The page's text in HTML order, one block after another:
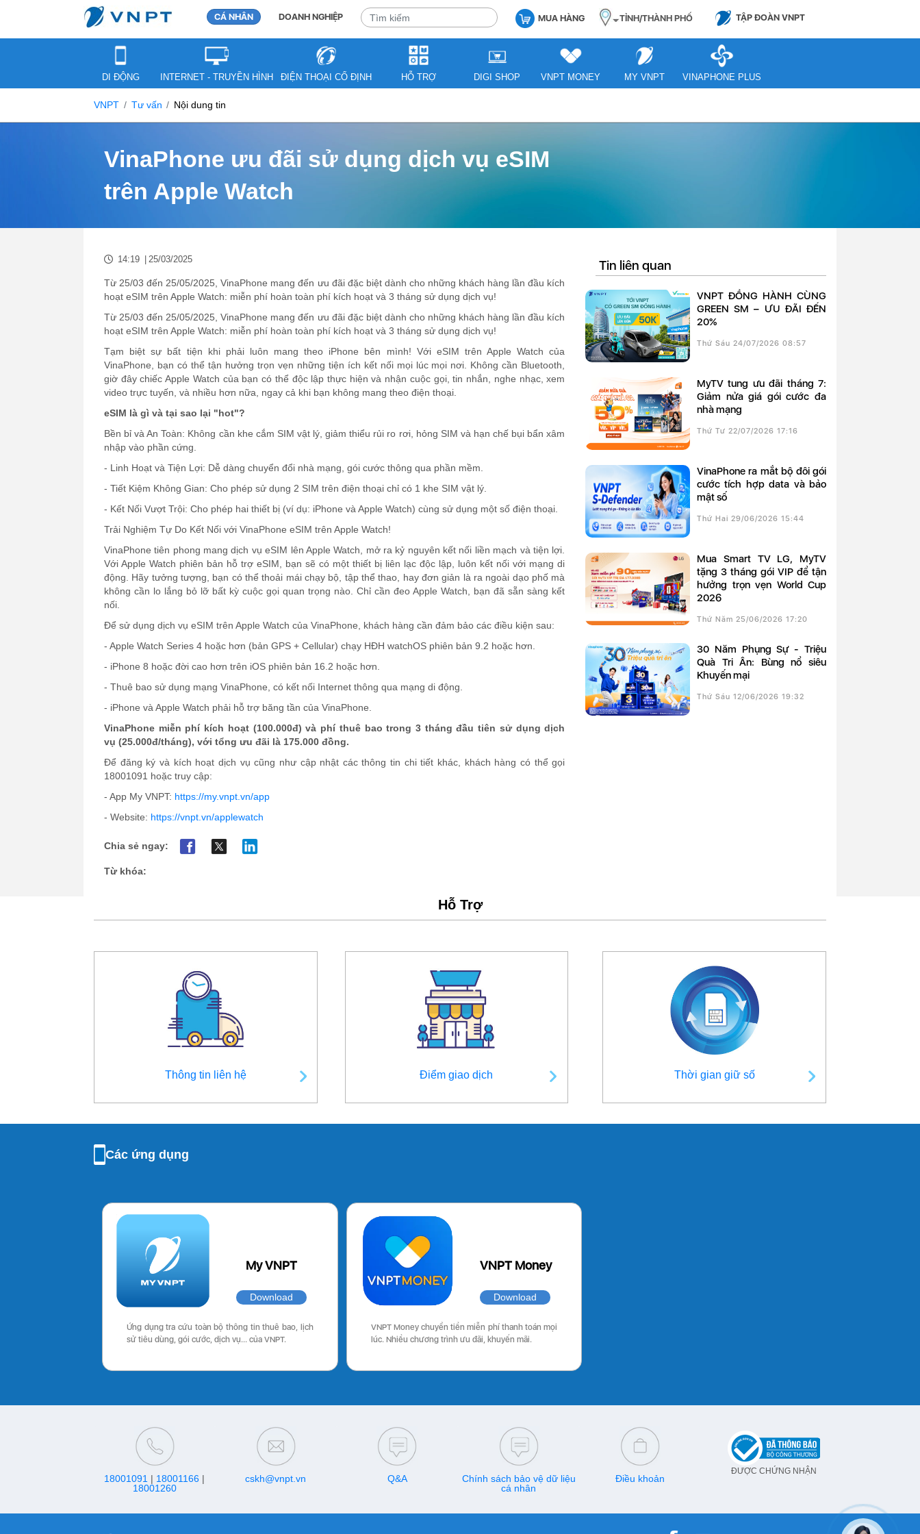
CÁ NHÂN DOANH NGHIỆP MUA HÀNG TỈNH/THÀNH PHỐ TẬP ĐOÀN VNPT
DI ĐỘNG INTERNET - TRUYỀN HÌNH ĐIỆN THOẠI CỐ ĐỊNH HỖ TRỢ DIGI SHOP VNPT MONEY MY VNPT VINAPHONE PLUS
VNPT Tư vấn Nội dung tin
VinaPhone ưu đãi sử dụng dịch vụ eSIM
trên Apple Watch
14:19 25/03/2025
Từ 25/03 đến 25/05/2025, VinaPhone mang đến ưu đãi đặc biệt dành cho những khách hàng lần đầu kích
hoạt eSIM trên Apple Watch: miễn phí hoàn toàn phí kích hoạt và 3 tháng sử dụng dịch vụ!
Từ 25/03 đến 25/05/2025, VinaPhone mang đến ưu đãi đặc biệt dành cho những khách hàng lần đầu kích
hoạt eSIM trên Apple Watch: miễn phí hoàn toàn phí kích hoạt và 3 tháng sử dụng dịch vụ!
Tạm biệt sự bất tiện khi phải luôn mang theo iPhone bên mình! Với eSIM trên Apple Watch của
VinaPhone, bạn có thể tận hưởng trọn vẹn những tiện ích kết nối mọi lúc mọi nơi. Không cần Bluetooth,
giờ đây chiếc Apple Watch của bạn có thể độc lập thực hiện và nhận cuộc gọi, tin nhắn, nghe nhạc, xem
video trực tuyến, và nhiều hơn nữa, ngay cả khi bạn không mang theo điện thoại.
eSIM là gì và tại sao lại "hot"?
Bền bỉ và An Toàn: Không cần khe cắm SIM vật lý, giảm thiểu rủi ro rơi, hỏng SIM và hạn chế bụi bẩn xâm
nhập vào phần cứng.
- Linh Hoạt và Tiện Lợi: Dễ dàng chuyển đổi nhà mạng, gói cước thông qua phần mềm.
- Tiết Kiệm Không Gian: Cho phép sử dụng 2 SIM trên điện thoại chỉ có 1 khe SIM vật lý.
- Kết Nối Vượt Trội: Cho phép hai thiết bị (ví dụ: iPhone và Apple Watch) cùng sử dụng một số điện thoại.
Trải Nghiệm Tự Do Kết Nối với VinaPhone eSIM trên Apple Watch!
VinaPhone tiên phong mang dịch vụ eSIM lên Apple Watch, mở ra kỷ nguyên kết nối liền mạch và tiện lợi.
Với Apple Watch phiên bản hỗ trợ eSIM, bạn sẽ có một thiết bị liên lạc độc lập, luôn kết nối với mạng di
động. Hãy tưởng tượng, bạn có thể thoải mái chạy bộ, tập thể thao, hay đơn giản là ra ngoài dạo phố mà
không cần lo lắng bỏ lỡ bất kỳ cuộc gọi quan trọng nào. Chỉ cần đeo Apple Watch, bạn đã sẵn sàng kết
nối.
Để sử dụng dịch vụ eSIM trên Apple Watch của VinaPhone, khách hàng cần đảm bảo các điều kiện sau:
- Apple Watch Series 4 hoặc hơn (bản GPS + Cellular) chạy HĐH watchOS phiên bản 9.2 hoặc hơn.
- iPhone 8 hoặc đời cao hơn trên iOS phiên bản 16.2 hoặc hơn.
- Thuê bao sử dụng mạng VinaPhone, có kết nối Internet thông qua mạng di động.
- iPhone và Apple Watch phải hỗ trợ băng tần của VinaPhone.
VinaPhone miễn phí kích hoạt (100.000đ) và phí thuê bao trong 3 tháng đầu tiên sử dụng dịch
vụ (25.000đ/tháng), với tổng ưu đãi là 175.000 đồng.
Để đăng ký và kích hoạt dịch vụ cũng như cập nhật các thông tin chi tiết khác, khách hàng có thể gọi
18001091 hoặc truy cập:
- App My VNPT: https://my.vnpt.vn/app
- Website: https://vnpt.vn/applewatch
Chia sẻ ngay:
Từ khóa:
Tin liên quan
VNPT ĐỒNG HÀNH CÙNG
GREEN SM – ƯU ĐÃI ĐẾN
20%
Thứ Sáu 24/07/2026 08:57
MyTV tung ưu đãi tháng 7:
Giảm nửa giá gói cước đa
nhà mạng
Thứ Tư 22/07/2026 17:16
VinaPhone ra mắt bộ đôi gói
cước tích hợp data và bảo
mật số
Thứ Hai 29/06/2026 15:44
Mua Smart TV LG, MyTV
tặng 3 tháng gói VIP để tận
hưởng trọn vẹn World Cup
2026
Thứ Năm 25/06/2026 17:20
30 Năm Phụng Sự - Triệu
Quà Tri Ân: Bùng nổ siêu
Khuyến mại
Thứ Sáu 12/06/2026 19:32
Hỗ Trợ
Thông tin liên hệ Điểm giao dịch Thời gian giữ số
Các ứng dụng
My VNPT
Download
Ứng dụng tra cứu toàn bộ thông tin thuê bao, lịch
sử tiêu dùng, gói cước, dịch vụ… của VNPT.
VNPT Money
Download
VNPT Money chuyển tiền miễn phí thanh toán mọi
lúc. Nhiều chương trình ưu đãi, khuyến mãi.
18001091 | 18001166 |
18001260
cskh@vnpt.vn Q&A
Chính sách bảo vệ dữ liệu
cá nhân
Điều khoản
ĐƯỢC CHỨNG NHẬN